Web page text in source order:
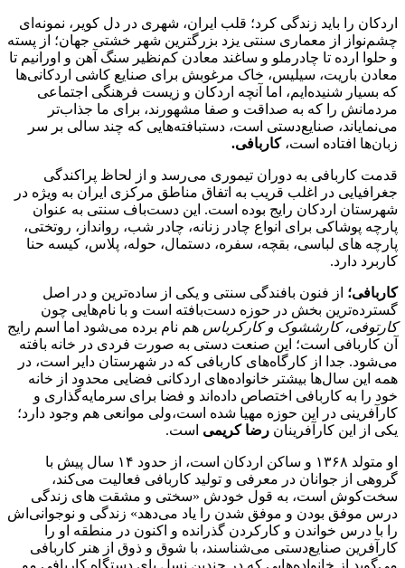
اردکان را باید زندگی کرد؛ قلب ایران، شهری در دل کویر، نمونه‌ای
چشم‌نواز از معماری‌ سنتی یزد بزرگترین شهر خشتی جهان؛ از پسته
و حلوا ارده تا چادرملو و ساغند معادن کم‌نظیر سنگ آهن و اورانیم تا
معادن باریت، سیلیس، خاک مرغوبش برای صنایع کاشی اردکانی‌ها
که بسیار شنیده‌ایم، اما آنچه اردکان و زیست فرهنگی اجتماعی
مردمانش را که به صداقت و صفا مشهورند، برای ما جذاب‌تر
می‌نمایاند، صنایع‌دستی است، دستبافته‌هایی که چند سالی بر سر
زبان‌ها افتاده است،کاربافی.
قدمت کاربافی به دوران تیموری می‌رسد و از لحاظ پراکندگی
جغرافیایی در اغلب قریب به اتفاق مناطق مرکزی ایران به ویژه در
شهرستان اردکان رایج بوده است. این دست‌باف سنتی به عنوان
پارچه پوشاکی برای انواع چادر زنانه، چادر شب، روانداز، روتختی،
پارچه های لباسی، بقچه، سفره، دستمال، حوله، پلاس، کیسه حنا
کاربرد دارد.
کاربافی؛ از فنون بافندگی سنتی و یکی از ساده‌ترین و در اصل
گسترده‌ترین بخش در حوزه دست‌بافته است و با نام‌هایی چون
کارتوفی، کارششوک و کارکرباس هم نام برده می‌شود اما اسم رایج
آن کاربافی است؛ این صنعت دستی به صورت فردی در خانه بافته
می‌شود. جدا از کارگاه‌های کاربافی که در شهرستان دایر است، در
همه این سال‌ها بیشتر خانواده‌های اردکانی فضایی محدود از خانه
خود را به کاربافی اختصاص داده‌اند و فضا برای سرمایه‌گذاری و
کارآفرینی در این حوزه مهیا شده است،ولی موانعی هم وجود دارد؛
یکی از این کارآفرینان رضا کریمی است.
او متولد ۱۳۶۸ و ساکن اردکان است، از حدود ۱۴ سال پیش با
گروهی از جوانان در معرفی و تولید کاربافی فعالیت می‌کند،
سخت‌کوش است، به قول خودش «سختی و مشقت های زندگی
درس موفق بودن و موفق شدن را یاد می‌دهد» زندگی و نوجوانی‌اش
را با درس خواندن و کارکردن گذرانده و اکنون در منطقه او را
کارآفرین صنایع‌دستی می‌شناسند، با شوق و ذوق از هنر کاربافی
می‌گوید از خانواده‌هایی که در چندین نسل پای دستگاه کاربافی مو